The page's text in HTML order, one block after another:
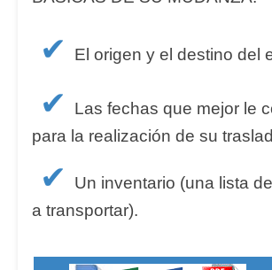
✔ El origen y el destino del
✔
Las fechas que mejor le
para la realización de su
✔
Un inventario (una lista
a transportar).